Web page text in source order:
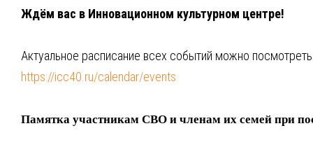
Ждём вас в Инновационном культурном центре!
Актуальное расписание всех событий можно
https://icc40.ru/calendar/events
Памятка участникам СВО и членам их семей при